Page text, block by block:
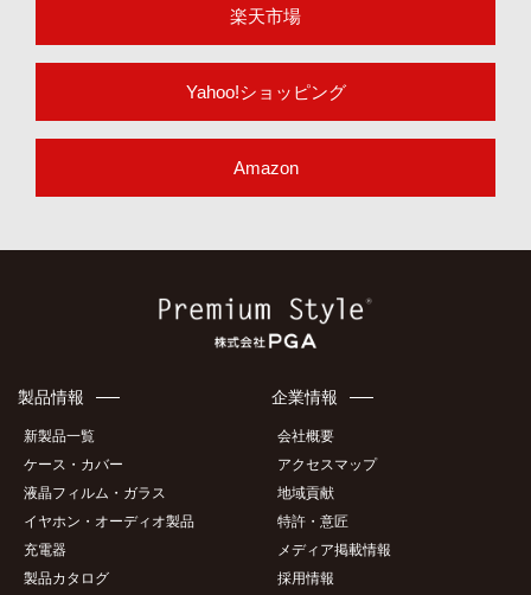
楽天市場
Yahoo!ショッピング
Amazon
製品情報
新製品一覧
ケース・カバー
液晶フィルム・ガラス
イヤホン・オーディオ製品
充電器
製品カタログ
企業情報
会社概要
アクセスマップ
地域貢献
特許・意匠
メディア掲載情報
採用情報